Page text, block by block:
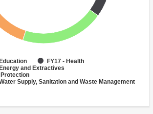
FY17 - Health
and Extractives
Protection
Supply, Sanitation and Waste Management